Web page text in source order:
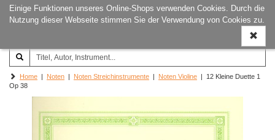
Einige Funktionen unseres Online-Shops verwenden Cookies. Durch die
Nutzung dieser Webseite stimmen Sie der Verwendung von Cookies zu.
ein-/
Joachim‐Trekel‐Musikverlag,
Hamburg
Home | Noten | Noten Streichinstrumente | Noten Violine | 12 Kleine Duette 1
Op 38